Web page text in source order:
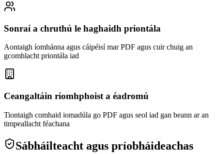
Sonraí a chruthú le haghaidh priontála
Aontaigh íomhánna agus cáipéisí mar PDF agus cuir chuig an
gcomhlacht priontála iad
Ceangaltáin ríomhphoist a éadromú
Tiontaigh comhaid iomadúla go PDF agus seol iad gan beann ar an
timpeallacht féachana
Sábháilteacht agus príobháideachas